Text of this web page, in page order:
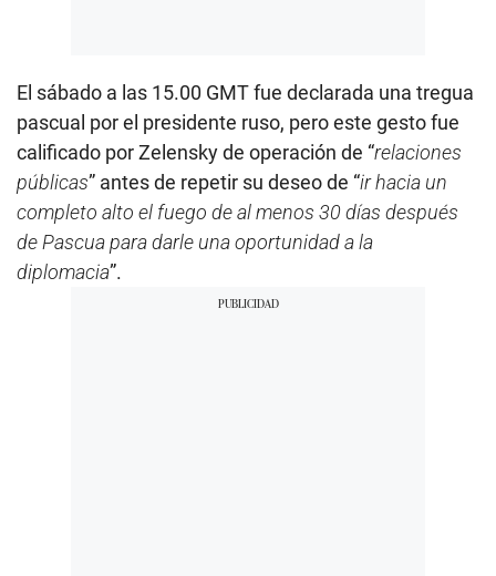
El sábado a las 15.00 GMT fue declarada una tregua
pascual por el presidente ruso, pero este gesto fue
calificado por Zelensky de operación de “relaciones
públicas” antes de repetir su deseo de “ir hacia un
completo alto el fuego de al menos 30 días después
de Pascua para darle una oportunidad a la
diplomacia”.